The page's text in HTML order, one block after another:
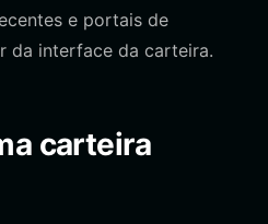
e portais de
da interface da carteira.
carteira